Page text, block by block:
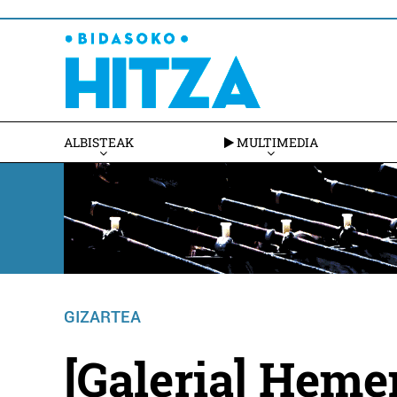
ALBISTEAK MULTIMEDIA
GIZARTEA
[Galeria]